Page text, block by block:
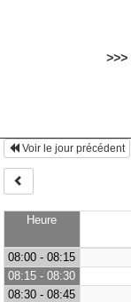
Voir le jour précédent
Heure
08:00 - 08:15
08:15 - 08:30
08:30 - 08:45